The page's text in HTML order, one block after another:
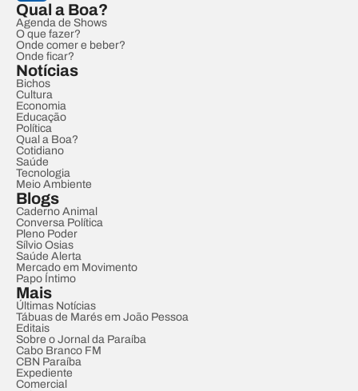
Qual a Boa?
Agenda de Shows
O que fazer?
Onde comer e beber?
Onde ficar?
Notícias
Bichos
Cultura
Economia
Educação
Política
Qual a Boa?
Cotidiano
Saúde
Tecnologia
Meio Ambiente
Blogs
Caderno Animal
Conversa Política
Pleno Poder
Sílvio Osias
Saúde Alerta
Mercado em Movimento
Papo Íntimo
Mais
Últimas Notícias
Tábuas de Marés em João Pessoa
Editais
Sobre o Jornal da Paraíba
Cabo Branco FM
CBN Paraíba
Expediente
Comercial